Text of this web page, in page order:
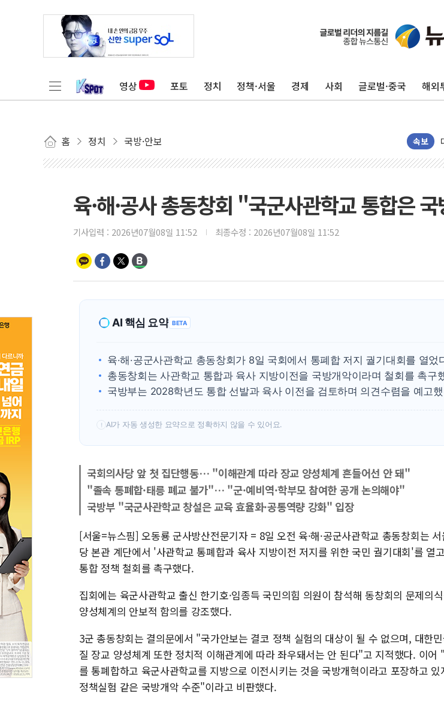
영상 포토 정치 정책·서울 경제 사회 글로벌·중국 해외
홈 정치 국방·안보 속보
육·해·공사 총동창회 "국군사관학교 통합은
기사입력 : 2026년07월08일 11:52 최종수정 : 2026년07월08일 11:52
AI 핵심 요약 BETA
육·해·공군사관학교 총동창회가 8일 국회에서 통폐합 저지 궐기대회를 열었
총동창회는 사관학교 통합과 육사 지방이전을 국방개악이라며 철회를 촉구
국방부는 2028학년도 통합 선발과 육사 이전을 검토하며 의견수렴을 예고
! AI가 자동 생성한 요약으로 정확하지 않을 수 있어요.
국회의사당 앞 첫 집단행동… "이해관계 따라 장교 양성체계 흔들어선 안 돼"
"졸속 통폐합·태릉 폐교 불가"… "군·예비역·학부모 참여한 공개 논의해야"
국방부 "국군사관학교 창설은 교육 효율화·공통역량 강화" 입장
[서울=뉴스핌] 오동룡 군사방산전문기자 = 8일 오전 육·해·공군사관학교 총동창회는
당 본관 계단에서 '사관학교 통폐합과 육사 지방이전 저지를 위한 국민 궐기대회'를 열
통합 정책 철회를 촉구했다.
집회에는 육군사관학교 출신 한기호·임종득 국민의힘 의원이 참석해 동창회의 문제의
양성체계의 안보적 함의를 강조했다.
3군 총동창회는 결의문에서 "국가안보는 결코 정책 실험의 대상이 될 수 없으며, 대한
질 장교 양성체계 또한 정치적 이해관계에 따라 좌우돼서는 안 된다"고 지적했다. 이어
를 통폐합하고 육군사관학교를 지방으로 이전시키는 것을 국방개혁이라고 포장하고 있
정책실험 같은 국방개악 수준"이라고 비판했다.